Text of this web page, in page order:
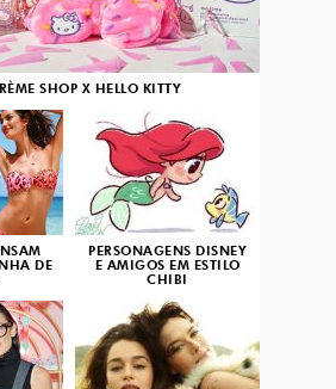
SHOP X HELLO KITTY
DE
PERSONAGENS DISNEY
E AMIGOS EM ESTILO
CHIBI
3